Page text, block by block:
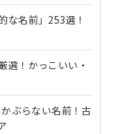
な名前」253選！
選！かっこいい・
ぶらない名前！古